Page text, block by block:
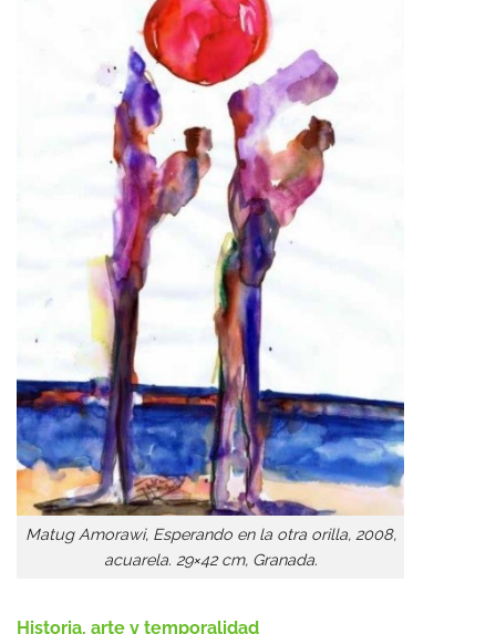
Matug Amorawi, Esperando en la otra orilla, 2008,
acuarela. 29×42 cm, Granada.
Historia, arte y temporalidad